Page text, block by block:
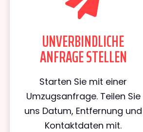
UNVERBINDLICHE
ANFRAGE STELLEN
Starten Sie mit einer
Umzugsanfrage. Teilen Sie
uns Datum, Entfernung und
Kontaktdaten mit.